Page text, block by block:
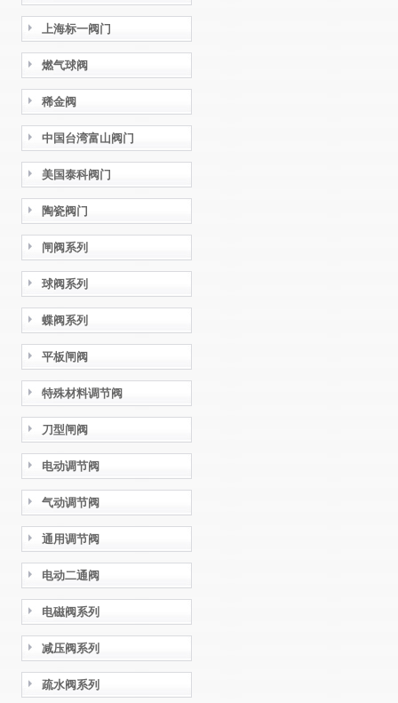
上海标一阀门
燃气球阀
稀金阀
中国台湾富山阀门
美国泰科阀门
陶瓷阀门
闸阀系列
球阀系列
蝶阀系列
平板闸阀
特殊材料调节阀
刀型闸阀
电动调节阀
气动调节阀
通用调节阀
电动二通阀
电磁阀系列
减压阀系列
疏水阀系列